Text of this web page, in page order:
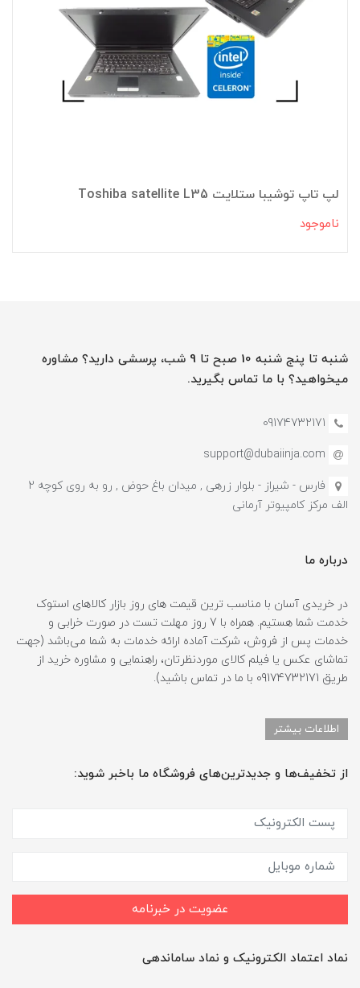
لپ تاپ توشیبا ستلایت Toshiba satellite L35
ناموجود
شنبه تا پنج شنبه 10 صبح تا 9 شب، پرسشی دارید؟ مشاوره
میخواهید؟ با ما تماس بگیرید.
09174732171
support@dubaiinja.com
فارس - شیراز - بلوار زرهی , میدان باغ حوض , رو به روی کوچه 2
الف مرکز کامپیوتر آرمانی
درباره ما
در خریدی آسان با مناسب ترین قیمت های روز بازار کالاهای استوک
خدمت شما هستیم. همراه با 7 روز مهلت تست در صورت خرابی و
خدمات پس از فروش، شرکت آماده ارائه خدمات به شما می‌باشد (جهت
تماشای عکس یا فیلم کالای موردنظرتان، راهنمایی و مشاوره خرید از
طریق 09174732171 با ما در تماس باشید).
اطلاعات بیشتر
از تخفیف‌ها و جدیدترین‌های فروشگاه ما باخبر شوید:
عضویت در خبرنامه
نماد اعتماد الکترونیک و نماد ساماندهی